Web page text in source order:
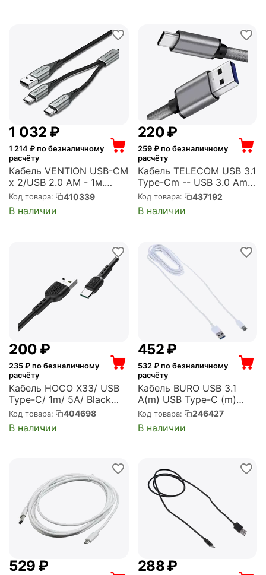
1 032 ₽
1 214 ₽ по безналичному
расчёту
Кабель VENTION USB-CM
х 2/USB 2.0 AM - 1м.
(CQOHF)
Код товара: 410339
В наличии
‍220‍₽
259₽ по безналичному
расчёту
Кабель TELECOM USB 3.1
Type-Cm -- USB 3.0 Am,
1метр (TC403M-1M)
Код товара: 437192
В наличии
‍200‍ ₽
235 ₽ по безналичному
расчёту
Кабель HOCO X33/ USB
Type-C/ 1m/ 5A/ Black
(HC-06119)
Код товара: 404698
В наличии
‍452‍₽
532 ₽ по безналичному
расчёту
Кабель BURO USB 3.1
A(m) USB Type-C (m)
1.8м (BHP USB3-TPC)
Код товара: 246427
В наличии
‍529‍ ₽ ‍288‍₽